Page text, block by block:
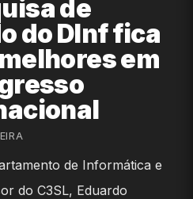
de
do DInf fica
em
de Informática e
do C3SL, Eduardo